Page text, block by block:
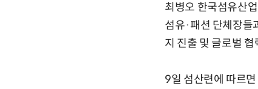
최병오 한국섬유산
섬유·패션 단체장들
지 진출 및 글로벌
9일 섬산련에 따르